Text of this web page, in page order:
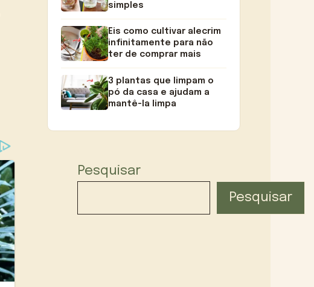
simples
Eis como cultivar alecrim
infinitamente para não
ter de comprar mais
3 plantas que limpam o
pó da casa e ajudam a
mantê-la limpa
Pesquisar
Pesquisar